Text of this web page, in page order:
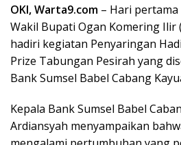
OKI, Warta9.com – Hari
Wakil Bupati Ogan Komering Ilir
hadiri kegiatan Penyaringan
Prize Tabungan Pesirah yang
Bank Sumsel Babel Cabang
Kepala Bank Sumsel Babel
Ardiansyah menyampaikan